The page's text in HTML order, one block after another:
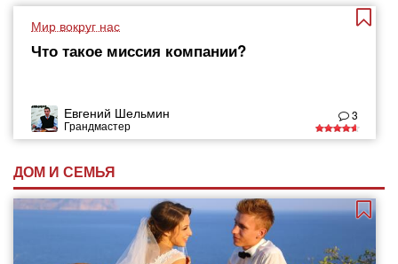
Мир вокруг нас
Что такое миссия компании?
Евгений Шельмин
Грандмастер
3
ДОМ И СЕМЬЯ